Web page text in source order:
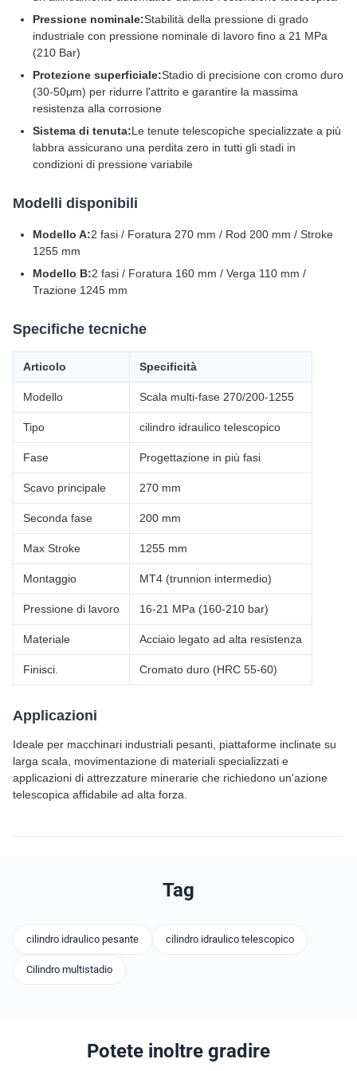
Pressione nominale:Stabilità della pressione di grado
industriale con pressione nominale di lavoro fino a 21 MPa
(210 Bar)
Protezione superficiale:Stadio di precisione con cromo duro
(30-50μm) per ridurre l'attrito e garantire la massima
resistenza alla corrosione
Sistema di tenuta:Le tenute telescopiche specializzate a più
labbra assicurano una perdita zero in tutti gli stadi in
condizioni di pressione variabile
Modelli disponibili
Modello A:2 fasi / Foratura 270 mm / Rod 200 mm / Stroke
1255 mm
Modello B:2 fasi / Foratura 160 mm / Verga 110 mm /
Trazione 1245 mm
Specifiche tecniche
Articolo Specificità
Modello Scala multi-fase 270/200-1255
Tipo cilindro idraulico telescopico
Fase Progettazione in più fasi
Scavo principale 270 mm
Seconda fase 200 mm
Max Stroke 1255 mm
Montaggio MT4 (trunnion intermedio)
Pressione di lavoro 16-21 MPa (160-210 bar)
Materiale Acciaio legato ad alta resistenza
Finisci. Cromato duro (HRC 55-60)
Applicazioni
Ideale per macchinari industriali pesanti, piattaforme inclinate su
larga scala, movimentazione di materiali specializzati e
applicazioni di attrezzature minerarie che richiedono un'azione
telescopica affidabile ad alta forza.
Tag
cilindro idraulico pesante cilindro idraulico telescopico
Cilindro multistadio
Potete inoltre gradire